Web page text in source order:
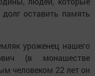
оставить память
уроженец нашего
(в монашестве
человеком 22 лет он